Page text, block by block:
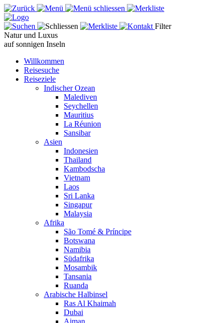
Filter
Natur und Luxus
auf sonnigen Inseln
Willkommen
Reisesuche
Reiseziele
Indischer Ozean
Malediven
Seychellen
Mauritius
La Réunion
Sansibar
Asien
Indonesien
Thailand
Kambodscha
Vietnam
Laos
Sri Lanka
Singapur
Malaysia
Afrika
São Tomé & Príncipe
Botswana
Namibia
Südafrika
Mosambik
Tansania
Ruanda
Arabische Halbinsel
Ras Al Khaimah
Dubai
Ajman